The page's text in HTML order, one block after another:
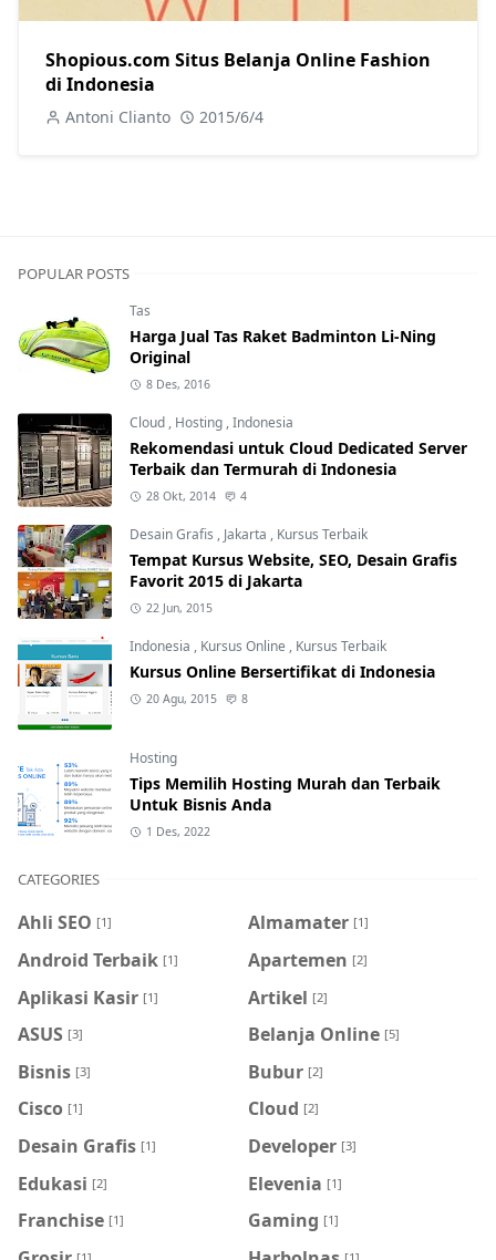
Shopious.com Situs Belanja Online Fashion
di Indonesia
Antoni Clianto 2015/6/4
POPULAR POSTS
Tas
Harga Jual Tas Raket Badminton Li-Ning
Original
8 Des, 2016
Cloud , Hosting ,Indonesia
Rekomendasi untuk Cloud Dedicated Server
Terbaik dan Termurah di Indonesia
28 Okt, 2014 4
Desain Grafis , Jakarta , Kursus Terbaik
Tempat Kursus Website, SEO, Desain Grafis
Favorit 2015 di Jakarta
22 Jun, 2015
Indonesia , Kursus Online , Kursus Terbaik
Kursus Online Bersertifikat di Indonesia
20 Agu, 2015 8
Hosting
Tips Memilih Hosting Murah dan Terbaik
Untuk Bisnis Anda
1 Des, 2022
CATEGORIES
Ahli SEO [1] Almamater [1]
Android Terbaik [1] Apartemen [2]
Aplikasi Kasir [1] Artikel [2]
ASUS [3] Belanja Online [5]
Bisnis [3] Bubur [2]
Cisco [1] Cloud [2]
Desain Grafis [1] Developer [3]
Edukasi [2] Elevenia [1]
Franchise [1] Gaming [1]